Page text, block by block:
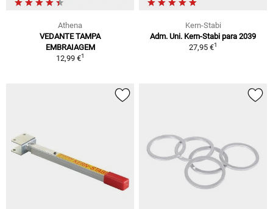
Athena
VEDANTE TAMPA
EMBRAIAGEM
12,99 €1
Kern-Stabi
Adm. Uni. Kern-Stabi para 2039
27,95 €1